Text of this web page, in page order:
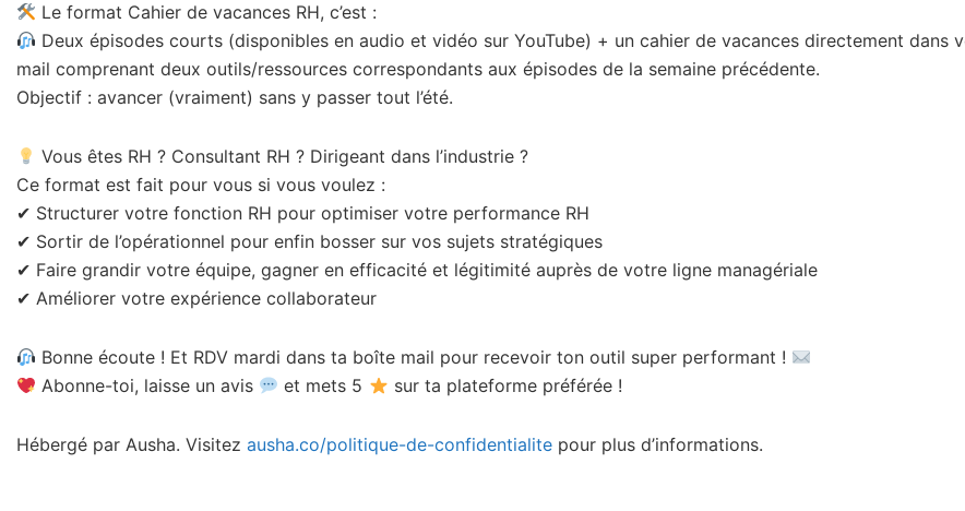
Le format Cahier de vacances RH, c’est :
Deux épisodes courts (disponibles en audio et vidéo sur YouTube) + un cahier de vacances directement dans
mail comprenant deux outils/ressources correspondants aux épisodes de la semaine précédente.
Objectif : avancer (vraiment) sans y passer tout l’été.
Vous êtes RH ? Consultant RH ? Dirigeant dans l’industrie ?
Ce format est fait pour vous si vous voulez :
✔ Structurer votre fonction RH pour optimiser votre performance RH
✔ Sortir de l’opérationnel pour enfin bosser sur vos sujets stratégiques
✔ Faire grandir votre équipe, gagner en efficacité et légitimité auprès de votre ligne managériale
✔ Améliorer votre expérience collaborateur
Bonne écoute ! Et RDV mardi dans ta boîte mail pour recevoir ton outil super performant !
Abonne-toi, laisse un avis
et mets 5 sur ta plateforme préférée !
Hébergé par Ausha. Visitez ausha.co/politique-de-confidentialite pour plus d’informations.